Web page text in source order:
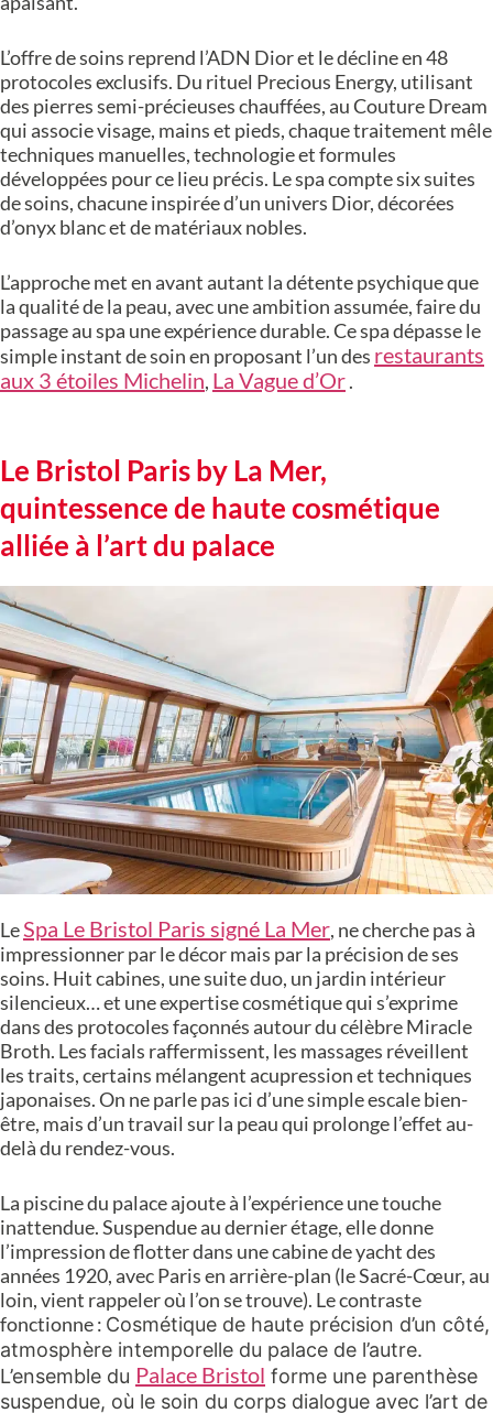
L’offre de soins reprend l’ADN Dior et le décline en 48
protocoles exclusifs. Du rituel Precious Energy, utilisant
des pierres semi-précieuses chauffées, au Couture Dream
qui associe visage, mains et pieds, chaque traitement mêle
techniques manuelles, technologie et formules
développées pour ce lieu précis. Le spa compte six suites
de soins, chacune inspirée d’un univers Dior, décorées
d’onyx blanc et de matériaux nobles.
L’approche met en avant autant la détente psychique que
la qualité de la peau, avec une ambition assumée, faire du
passage au spa une expérience durable. Ce spa dépasse le
simple instant de soin en proposant l’un des restaurants
aux 3 étoiles Michelin, La Vague d’Or.
Le Bristol Paris by La Mer,
quintessence de haute cosmétique
alliée à l’art du palace
LeSpa Le Bristol Paris signé La Mer, ne cherche pas à
impressionner par le décor mais par la précision de ses
soins. Huit cabines, une suite duo, un jardin intérieur
silencieux… et une expertise cosmétique qui s’exprime
dans des protocoles façonnés autour du célèbre Miracle
Broth. Les facials raffermissent, les massages réveillent
les traits, certains mélangent acupression et techniques
japonaises. On ne parle pas ici d’une simple escale bien-
être, mais d’un travail sur la peau qui prolonge l’effet au-
delà du rendez-vous.
La piscine du palace ajoute à l’expérience une touche
inattendue. Suspendue au dernier étage, elle donne
l’impression de flotter dans une cabine de yacht des
années 1920, avec Paris en arrière-plan (le Sacré-Cœur, au
loin, vient rappeler où l’on se trouve). Le contraste
fonctionne : Cosmétique de haute précision d’un côté,
atmosphère intemporelle du palace de l’autre.
L’ensemble du Palace Bristol forme une parenthèse
suspendue, où le soin du corps dialogue avec l’art de